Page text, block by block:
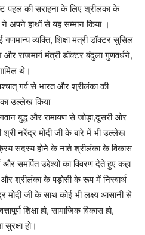
पहल की सराहना के लिए श्रीलंका के
अपने हाथों से यह सम्मान किया ।
व्यक्ति, शिक्षा मंत्री डॉक्टर सुसिल
राजमार्ग मंत्री डॉक्टर बंदुला गुणवर्धने,
थे।
गर्व से भारत और श्रीलंका की
उल्लेख किया
बुद्ध और रामायण से जोड़ा,दूसरी ओर
श्री नरेंद्र मोदी जी के बारे में भी उल्लेख
सदस्य होने के नाते श्रीलंका के विकास
समर्पित उद्देश्यों का विवरण देते हुए कहा
और श्रीलंका के पड़ोसी के रूप में निस्वार्थ
मोदी जी के साथ कोई भी लक्ष्य आसानी से
शिक्षा हो, सामाजिक विकास हो,
हो।